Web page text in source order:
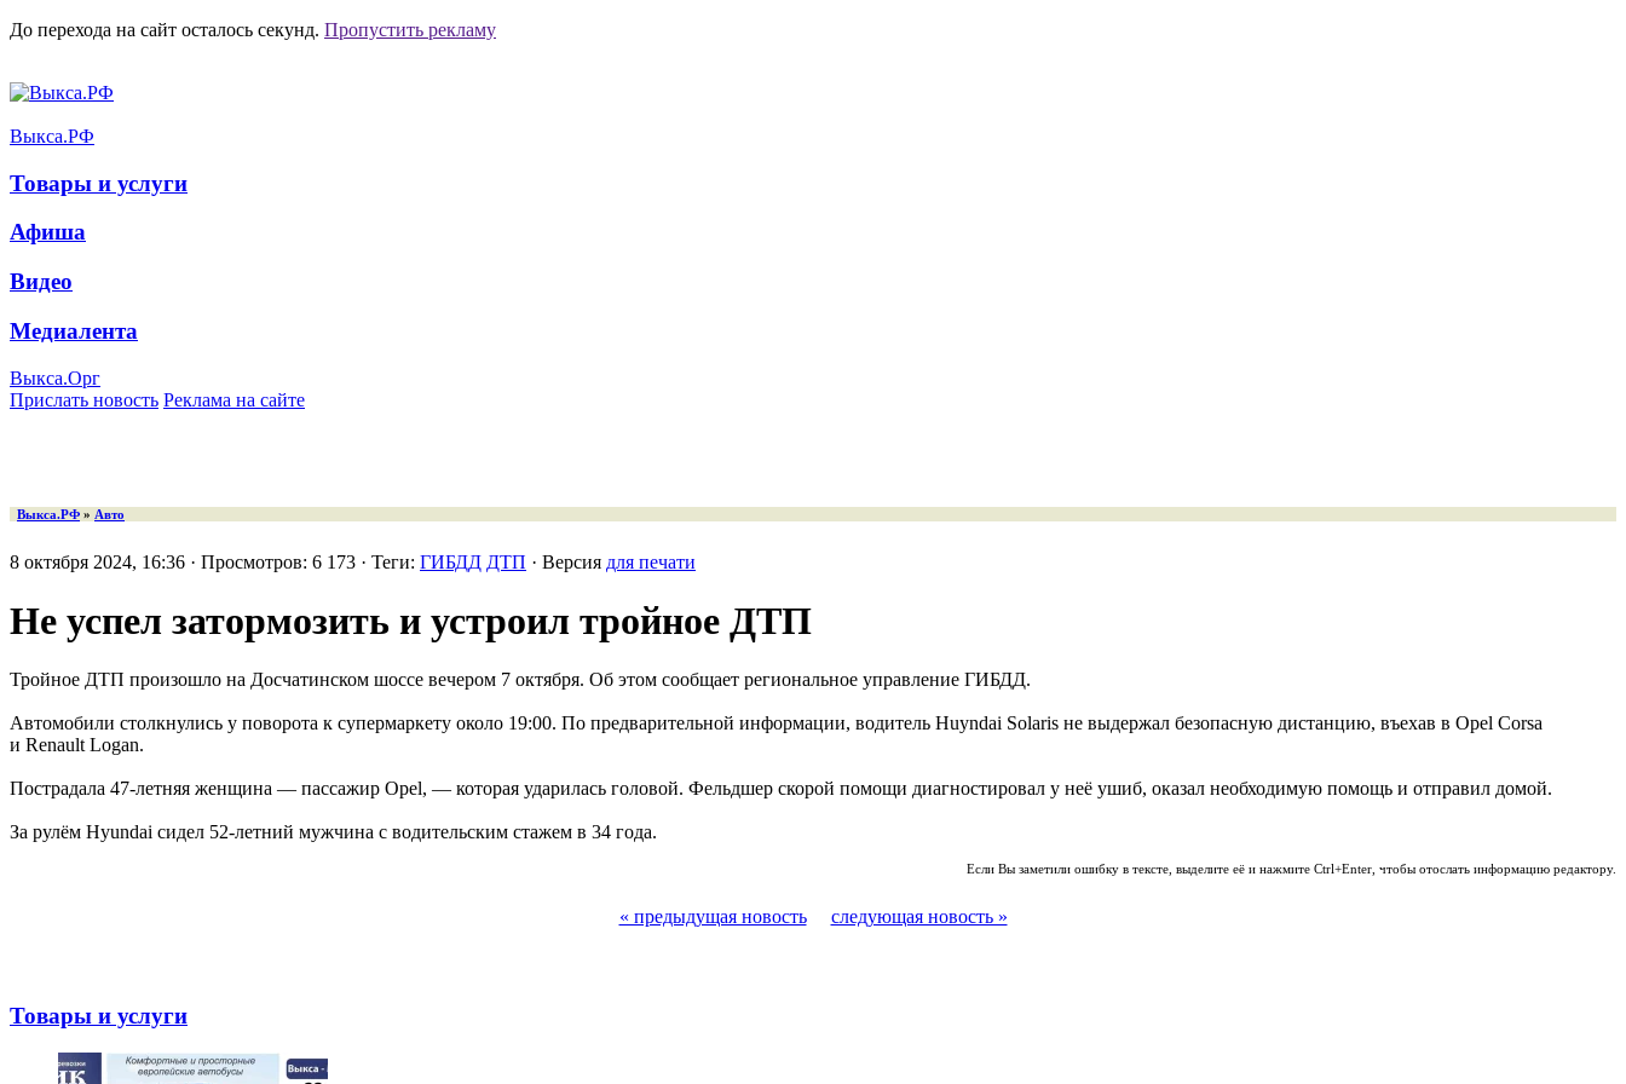
До перехода на сайт осталось секунд. Пропустить рекламу
Выкса.РФ
Товары и услуги
Афиша
Видео
Медиалента
Выкса.Орг
Прислать новость Реклама на сайте
Выкса.РФ » Авто
8 октября 2024, 16:36 · Просмотров: 6 173 · Теги: ГИБДД ДТП · Версия для печати
Не успел затормозить и устроил тройное ДТП
Тройное ДТП произошло на Досчатинском шоссе вечером 7 октября. Об этом сообщает региональное управление ГИБДД.
Автомобили столкнулись у поворота к супермаркету около 19:00. По предварительной информации, водитель Huyndai Solaris не выдержал безопасную дистанцию, въехав в Opel Corsa
и Renault Logan.
Пострадала 47-летняя женщина — пассажир Opel, — которая ударилась головой. Фельдшер скорой помощи диагностировал у неё ушиб, оказал необходимую помощь и отправил домой.
За рулём Hyundai сидел 52-летний мужчина с водительским стажем в 34 года.
Если Вы заметили ошибку в тексте, выделите её и нажмите Ctrl+Enter, чтобы отослать информацию редактору.
« предыдущая новость следующая новость »
Товары и услуги